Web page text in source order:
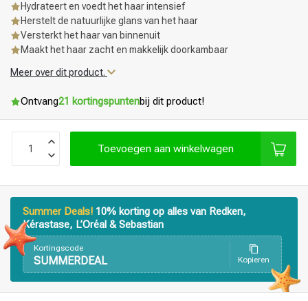
Hydrateert en voedt het haar intensief
Herstelt de natuurlijke glans van het haar
Versterkt het haar van binnenuit
Maakt het haar zacht en makkelijk doorkambaar
Meer over dit product.
Ontvang21 kortingspuntenbij dit product!
Toevoegen aan winkelwagen
Summer Deals! 10% korting op alles van Redken,
Kérastase, L’Oréal & Sebastian
Kortingscode
SUMMERDEAL Kopieren